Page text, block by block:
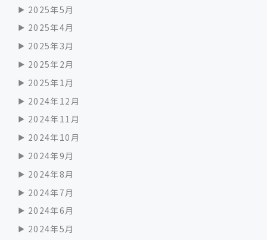
2025年5月
2025年4月
2025年3月
2025年2月
2025年1月
2024年12月
2024年11月
2024年10月
2024年9月
2024年8月
2024年7月
2024年6月
2024年5月